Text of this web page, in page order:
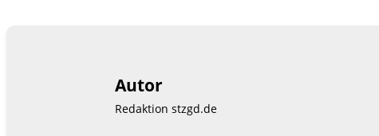
Autor
Redaktion stzgd.de